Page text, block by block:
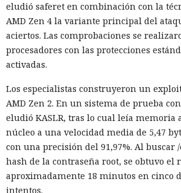
eludió saferet en combinación con la
AMD Zen 4 la variante principal del
aciertos. Las comprobaciones se
procesadores con las protecciones
activadas.
Los especialistas construyeron un
AMD Zen 2. En un sistema de prueba
eludió KASLR, tras lo cual leía
núcleo a una velocidad media de 5,47
con una precisión del 91,97%. Al buscar
hash de la contraseña root, se obtuvo el
aproximadamente 18 minutos en cinco
intentos.